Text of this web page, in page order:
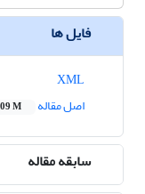
فایل ها
اصل مقاله
M
سابقه مقاله